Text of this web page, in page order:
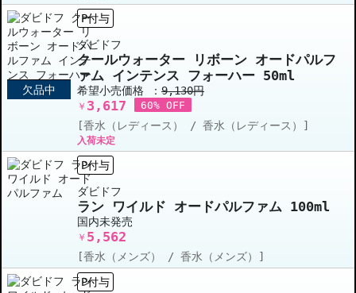
欠品中
P付与
ダビドフ
クールウォーター リボーン オードパルフ
ァム インテンス フォーハー 50ml
希望小売価格 ： 9,130円
￥ 3,617 60% OFF
[香水（レディース） / 香水（レディース）]
入荷未定
P付与
ダビドフ
ラン ワイルド オードパルファム 100ml
国内未発売
￥ 5,562
[香水（メンズ） / 香水（メンズ）]
P付与